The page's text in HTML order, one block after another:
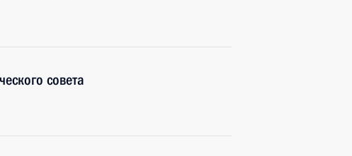
совета